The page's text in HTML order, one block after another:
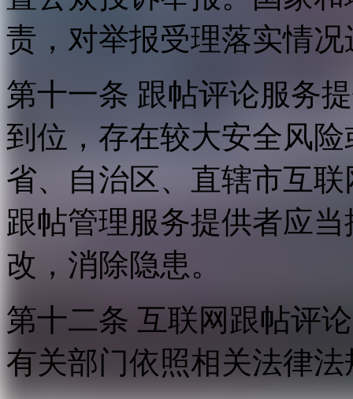
责，对举报受理落实情
第十一条 跟帖评论服务
到位，存在较大安全风
省、自治区、直辖市互
跟帖管理服务提供者应
改，消除隐患。
第十二条 互联网跟帖评
有关部门依照相关法律